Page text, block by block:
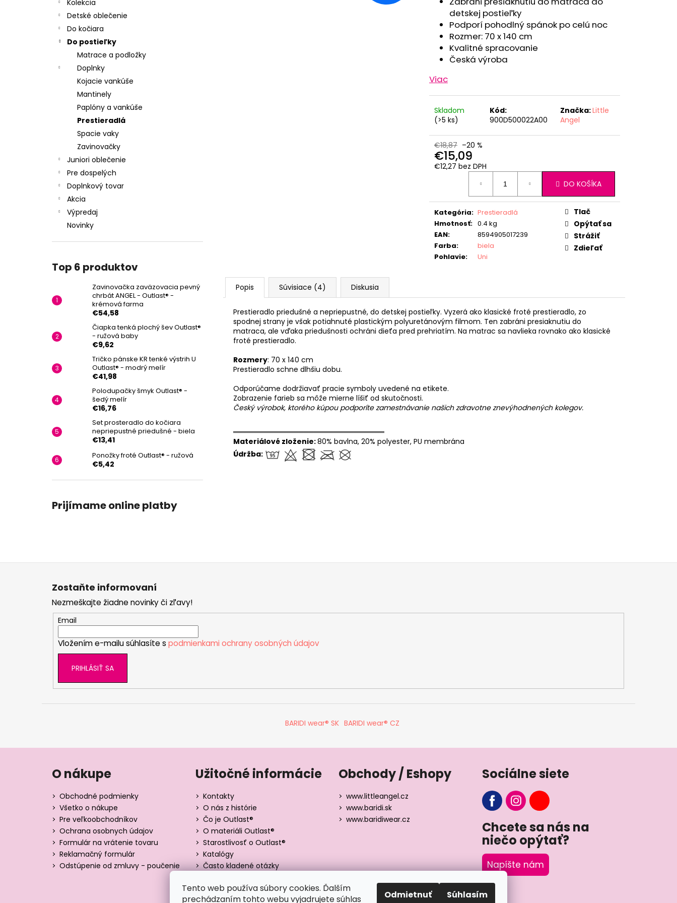
Tento web používa súbory cookies. Ďalším
prechádzaním tohto webu vyjadrujete súhlas
Odmietnuť Súhlasím
Kolekcia
Detské oblečenie
Do kočiara
Do postieľky
Matrace a podložky
Doplnky
Kojacie vankúše
Mantinely
Paplóny a vankúše
Prestieradlá
Spacie vaky
Zavinovačky
Juniori oblečenie
Pre dospelých
Doplnkový tovar
Akcia
Výpredaj
Novinky
Top 6 produktov
Zavinovačka zaväzovacia pevný
chrbát ANGEL - Outlast® -
krémová farma
€54,58
Čiapka tenká plochý šev Outlast®
- ružová baby
€9,62
Tričko pánske KR tenké výstrih U
Outlast® - modrý melír
€41,98
Polodupačky šmyk Outlast® -
šedý melír
€16,76
Set prosteradlo do kočiara
nepriepustné priedušné - biela
€13,41
Ponožky froté Outlast® - ružová
€5,42
Prijímame online platby
detskej postieľky
Podporí pohodlný spánok po celú noc
Rozmer: 70 x 140 cm
Kvalitné spracovanie
Česká výroba
Viac
Skladom
(>5 ks)
Kód:
900D500022A00
Značka:Little
Angel
€18,87 –20 %
€15,09
€12,27 bez DPH
DO KOŠÍKA
Kategória: Prestieradlá
Hmotnosť: 0.4 kg
EAN:
8594905017239
Farba:
biela
Pohlavie: Uni
Tlač
Opýtať sa
Strážiť
Zdieľať
Popis Súvisiace (4) Diskusia
Prestieradlo priedušné a nepriepustné, do detskej postieľky. Vyzerá ako klasické froté prestieradlo, zo
spodnej strany je však potiahnuté plastickým polyuretánovým filmom. Ten zabráni presiaknutiu do
matraca, ale vďaka priedušnosti ochráni dieťa pred prehriatím. Na matrac sa navlieka rovnako ako klasické
froté prestieradlo.
Rozmery: 70 x 140 cm
Prestieradlo schne dlhšiu dobu.
Odporúčame dodržiavať pracie symboly uvedené na etikete.
Zobrazenie farieb sa môže mierne líšiť od skutočnosti.
Český výrobok, ktorého kúpou podporíte zamestnávanie našich zdravotne znevýhodnených kolegov.
══════════════════════════════
Materiálové zloženie:80% bavlna, 20% polyester, PU membrána
Údržba:
€54,58
Zostaňte informovaní
Nezmeškajte žiadne novinky či zľavy!
Email
Vložením e-mailu súhlasíte s podmienkami ochrany osobných údajov
PRIHLÁSIŤ SA
BARIDI wear® SK BARIDI wear® CZ
O nákupe
Obchodné podmienky
Všetko o nákupe
Pre veľkoobchodníkov
Ochrana osobnych údajov
Formulár na vrátenie tovaru
Reklamačný formulár
Odstúpenie od zmluvy - poučenie
Užitočné informácie
Kontakty
O nás z histórie
Čo je Outlast®
O materiáli Outlast®
Starostlivosť o Outlast®
Katalógy
Často kladené otázky
Blog
Obchody / Eshopy
www.littleangel.cz
www.baridi.sk
www.baridiwear.cz
Sociálne siete
Chcete sa nás na
niečo opýtať?
Napíšte nám